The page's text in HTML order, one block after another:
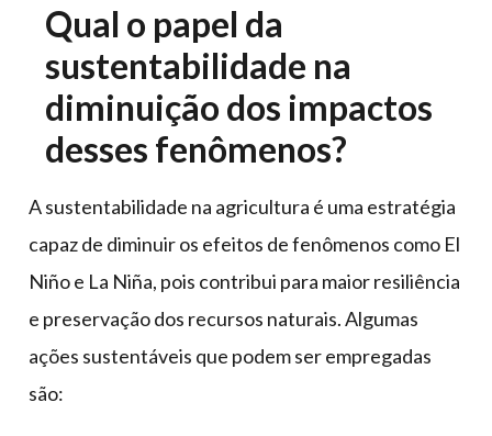
Qual o papel da
sustentabilidade na
diminuição dos impactos
desses fenômenos?
A sustentabilidade na agricultura é uma estratégia
capaz de diminuir os efeitos de fenômenos como El
Niño e La Niña, pois contribui para maior resiliência
e preservação dos recursos naturais. Algumas
ações sustentáveis que podem ser empregadas
são: